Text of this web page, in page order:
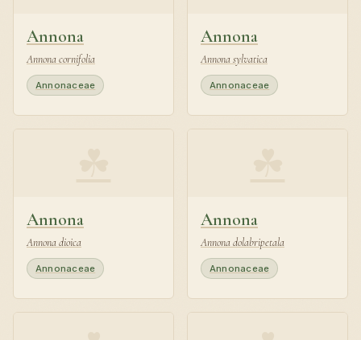
Annona
Annona cornifolia
Annonaceae
Annona
Annona sylvatica
Annonaceae
Annona
Annona dioica
Annonaceae
Annona
Annona dolabripetala
Annonaceae